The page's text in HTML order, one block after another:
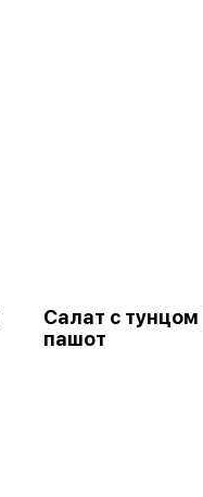
Салат с
пашот